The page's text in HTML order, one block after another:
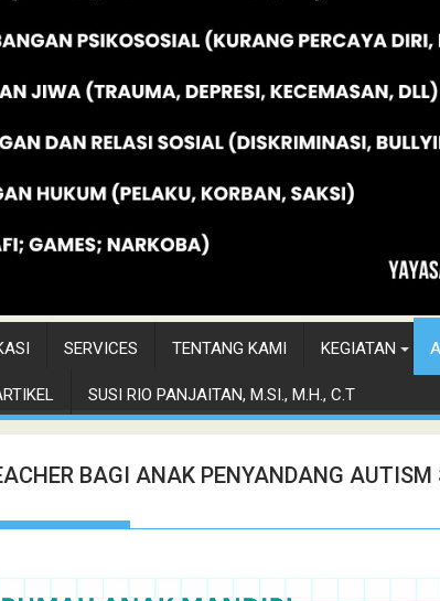
SERVICES TENTANG KAMI KEGIATAN
SUSI RIO PANJAITAN, M.SI., M.H., C.T
BAGI ANAK PENYANDANG AUTISM